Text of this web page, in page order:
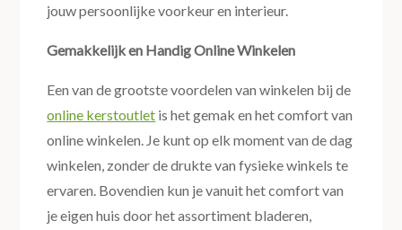
jouw persoonlijke voorkeur en interieur.
Gemakkelijk en Handig Online Winkelen
Een van de grootste voordelen van winkelen bij de
online kerstoutlet is het gemak en het comfort van
online winkelen. Je kunt op elk moment van de dag
winkelen, zonder de drukte van fysieke winkels te
ervaren. Bovendien kun je vanuit het comfort van
je eigen huis door het assortiment bladeren,